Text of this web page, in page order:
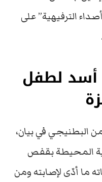
الترفيهية” على
أسد لطفل
البطنيجي في بيان،
المحيطة بقفص
ما أدّى لإصابته ومن